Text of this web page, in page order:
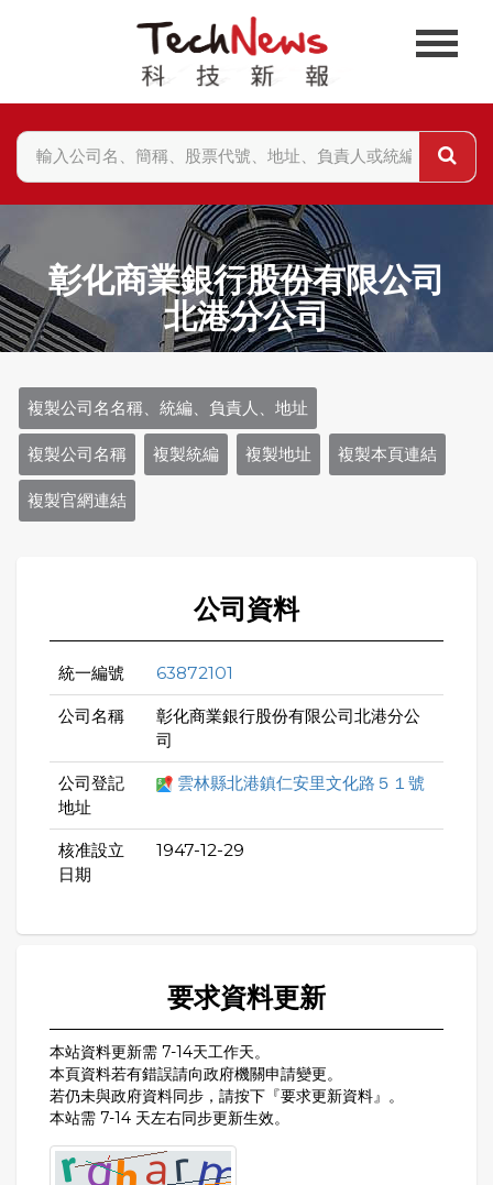
彰化商業銀行股份有限公司
北港分公司
複製公司名名稱、統編、負責人、地址
複製公司名稱 複製統編 複製地址 複製本頁連結
複製官網連結
公司資料
統一編號 63872101
公司名稱
彰化商業銀行股份有限公司北港分公
司
公司登記
地址
雲林縣北港鎮仁安里文化路５１號
核准設立
日期
1947-12-29
要求資料更新
本站資料更新需 7-14天工作天。
本頁資料若有錯誤請向政府機關申請變更。
若仍未與政府資料同步，請按下『要求更新資料』。
本站需 7-14 天左右同步更新生效。